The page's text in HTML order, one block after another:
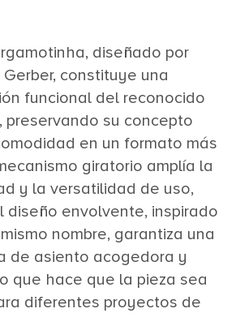
diseñado por
Gerber, constituye una
funcional del reconocido
preservando su concepto
en un formato más
giratorio amplía la
y la versatilidad de uso,
diseño envolvente, inspirado
nombre, garantiza una
de asiento acogedora y
que hace que la pieza sea
diferentes proyectos de